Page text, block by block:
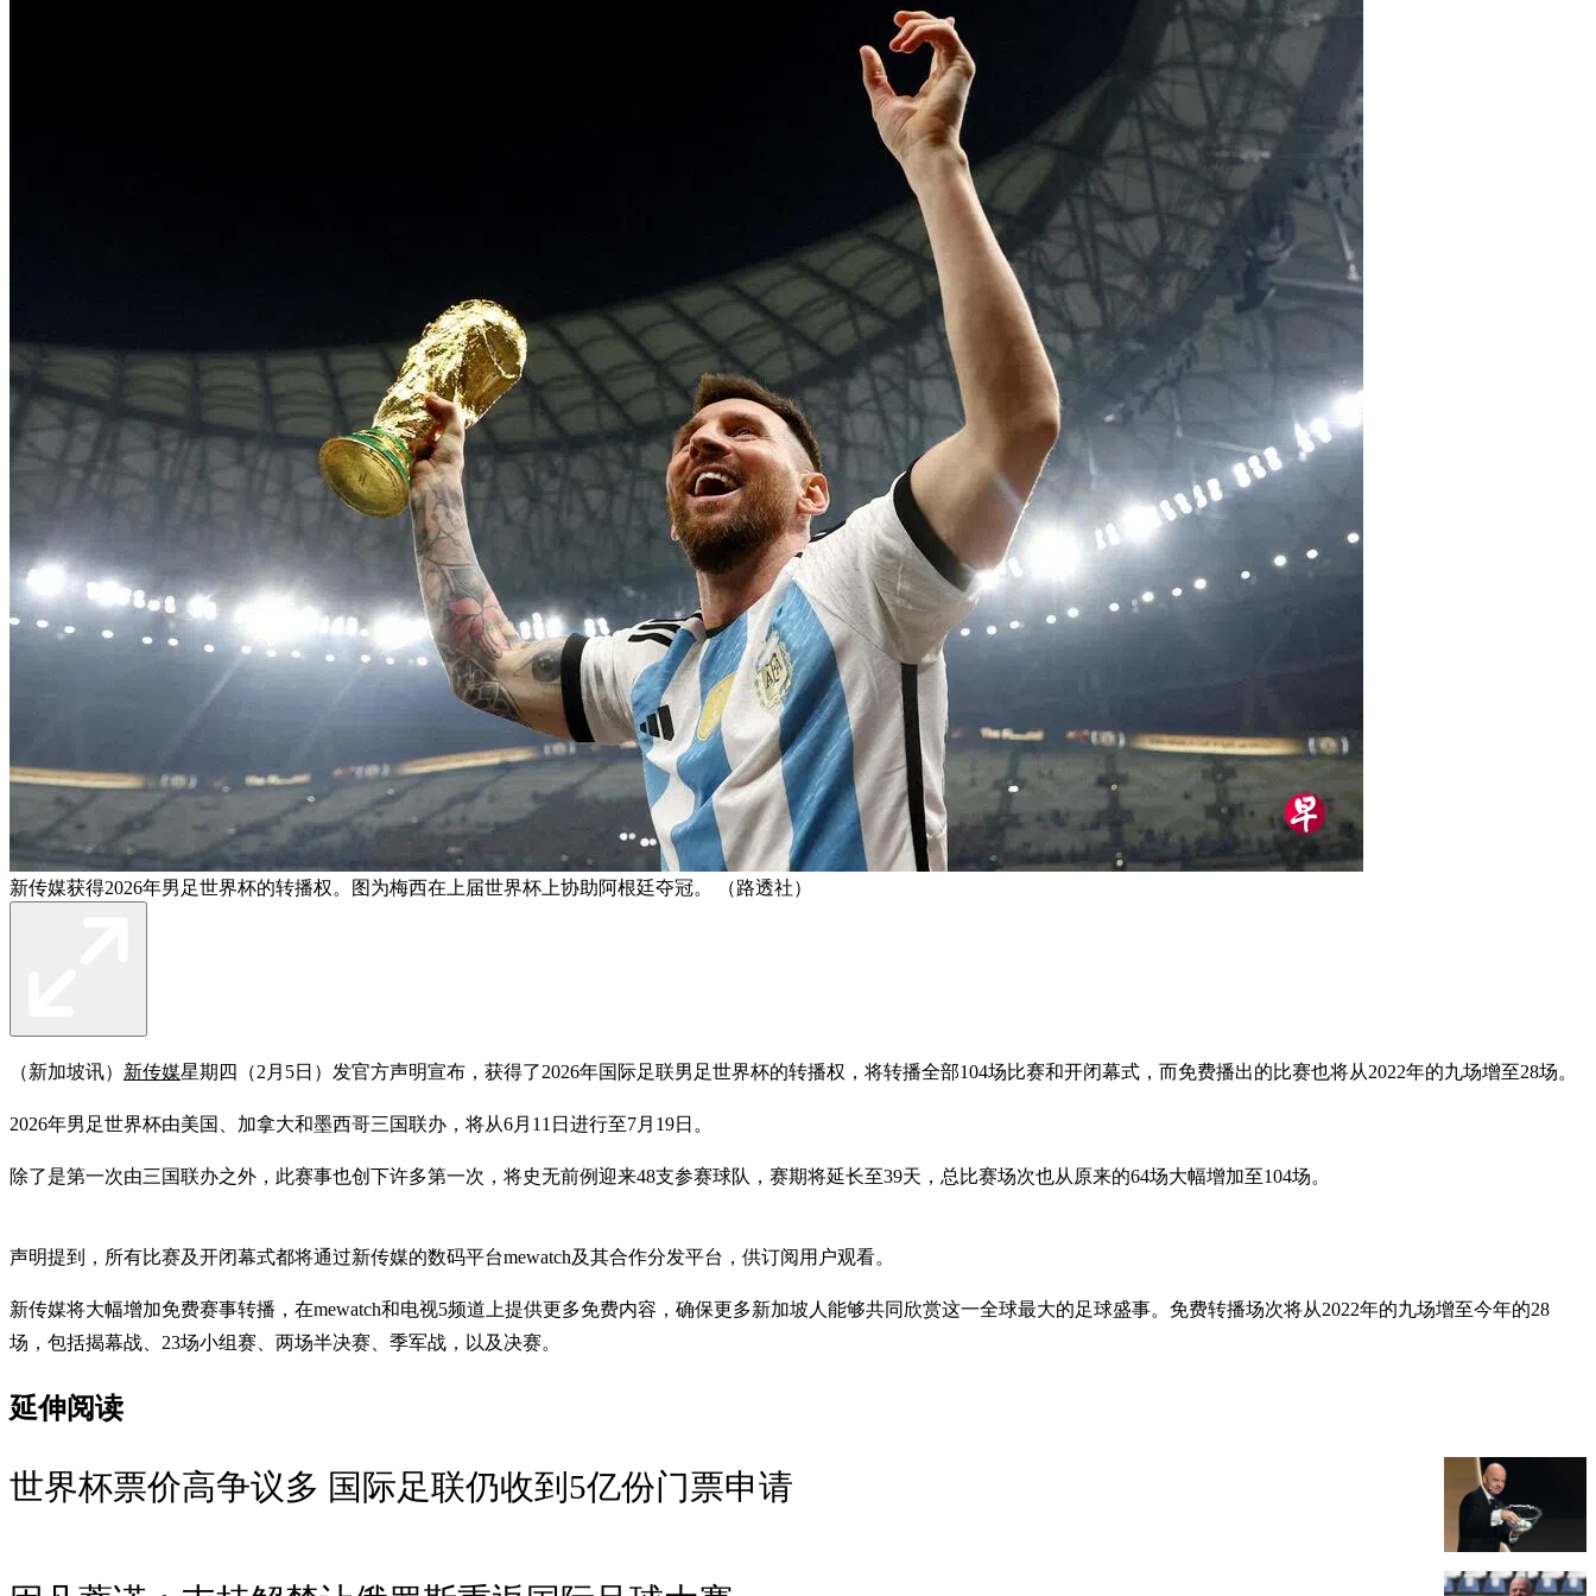
新传媒获得2026年男足世界杯的转播权。图为梅西在上届世界杯上协助阿根廷夺冠。 （路透社）
（新加坡讯） 新传媒星期四（2月5日）发官方声明宣布，获得了2026年国际足联男足世界杯的转播权，将转播全部104场比赛和开闭幕式，而免费播出的比赛也将从2022年的九场增至28场。
2026年男足世界杯由美国、加拿大和墨西哥三国联办，将从6月11日进行至7月19日。
除了是第一次由三国联办之外，此赛事也创下许多第一次，将史无前例迎来48支参赛球队，赛期将延长至39天，总比赛场次也从原来的64场大幅增加至104场。
声明提到，所有比赛及开闭幕式都将通过新传媒的数码平台mewatch及其合作分发平台，供订阅用户观看。
新传媒将大幅增加免费赛事转播，在mewatch和电视5频道上提供更多免费内容，确保更多新加坡人能够共同欣赏这一全球最大的足球盛事。免费转播场次将从2022年的九场增至今年的28
场，包括揭幕战、23场小组赛、两场半决赛、季军战，以及决赛。
延伸阅读
世界杯票价高争议多 国际足联仍收到5亿份门票申请